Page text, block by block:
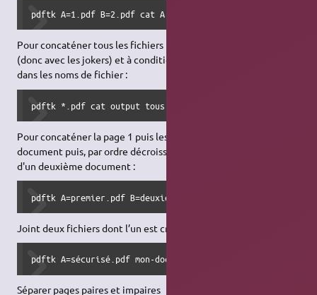
pdftk A=1.pdf B=2.pdf cat A B output 12.pdf
Pour concaténer tous les fichiers PDF du répertoire courant
(donc avec les jokers) et à condition qu'il n'y ait pas d'espace
dans les noms de fichier :
pdftk *.pdf cat output tous.pdf
Pour concaténer la page 1 puis les pages 5 à 8 d'un premier
document puis, par ordre décroissant de la dernière à la page 6
d'un deuxième document :
pdftk A=premier.pdf B=deuxième.pdf cat A1 A5-8 Bend-6
Joint deux fichiers dont l’un est crypté (la sortie ne l’est pas) :
pdftk A=sécurisé.pdf mon-document.pdf input_pw A=foopass
Séparer pages paires et impaires